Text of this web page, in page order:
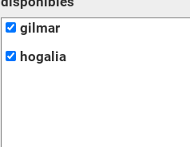
gilmar
hogalia